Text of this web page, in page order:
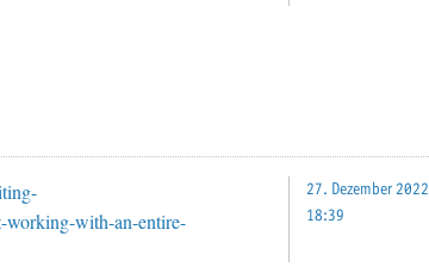
working-with-an-entire-
27. Dezember 2022
18:39